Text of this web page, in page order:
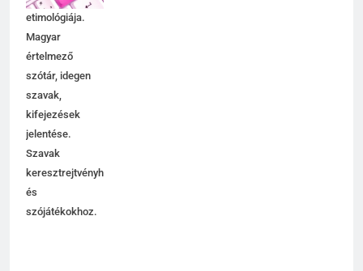
használata,
etimológiája.
Magyar
értelmező
szótár, idegen
szavak,
kifejezések
jelentése.
Szavak
keresztrejtvényhez